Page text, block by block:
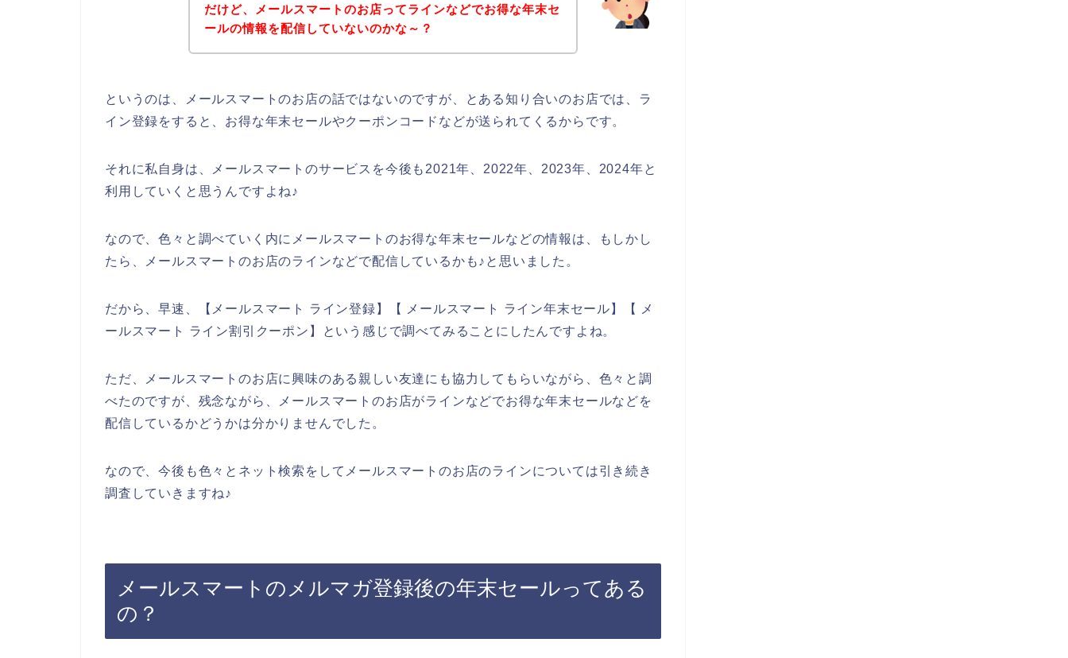
だけど、メールスマートのお店ってラインなどでお得な年末セ
ールの情報を配信していないのかな～？
というのは、メールスマートのお店の話ではないのですが、とある知り合いのお店では、ラ
イン登録をすると、お得な年末セールやクーポンコードなどが送られてくるからです。
それに私自身は、メールスマートのサービスを今後も2021年、2022年、2023年、2024年と
利用していくと思うんですよね♪
なので、色々と調べていく内にメールスマートのお得な年末セールなどの情報は、もしかし
たら、メールスマートのお店のラインなどで配信しているかも♪と思いました。
だから、早速、【メールスマート ライン登録】【 メールスマート ライン年末セール】【 メ
ールスマート ライン割引クーポン】という感じで調べてみることにしたんですよね。
ただ、メールスマートのお店に興味のある親しい友達にも協力してもらいながら、色々と調
べたのですが、残念ながら、メールスマートのお店がラインなどでお得な年末セールなどを
配信しているかどうかは分かりませんでした。
なので、今後も色々とネット検索をしてメールスマートのお店のラインについては引き続き
調査していきますね♪
メールスマートのメルマガ登録後の年末セールってある
の？